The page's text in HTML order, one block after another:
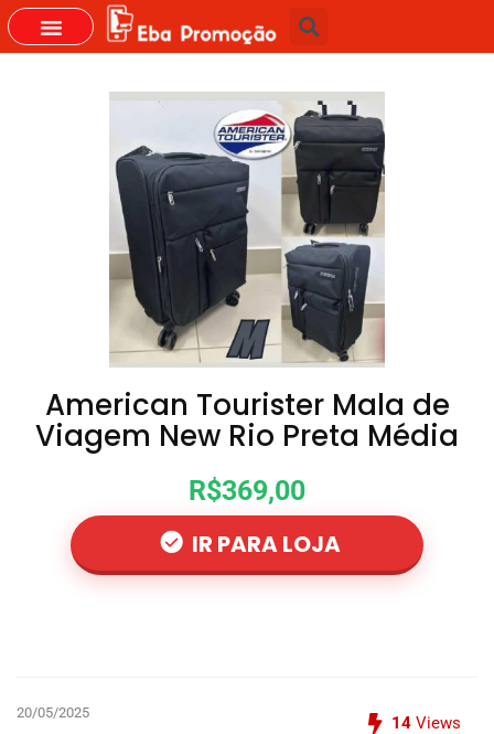
American Tourister Mala de
Viagem New Rio Preta Média
R$369,00
IR PARA LOJA
20/05/2025
14 Views